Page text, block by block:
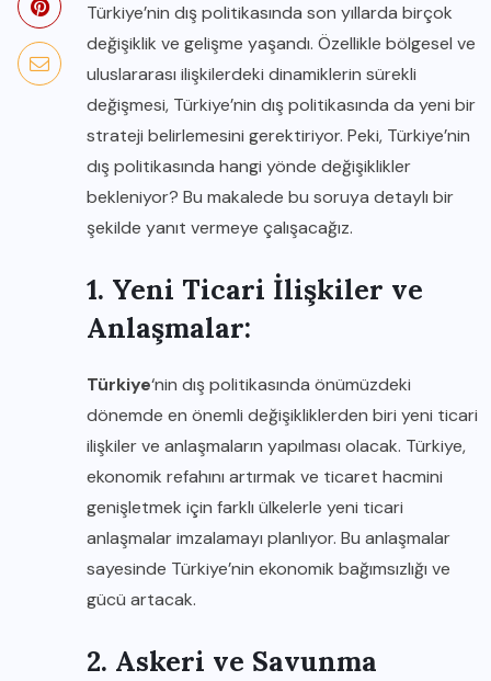
Türkiye’nin dış politikasında son yıllarda birçok
değişiklik ve gelişme yaşandı. Özellikle bölgesel ve
uluslararası ilişkilerdeki dinamiklerin sürekli
değişmesi, Türkiye’nin dış politikasında da yeni bir
strateji belirlemesini gerektiriyor. Peki, Türkiye’nin
dış politikasında hangi yönde değişiklikler
bekleniyor? Bu makalede bu soruya detaylı bir
şekilde yanıt vermeye çalışacağız.
1. Yeni Ticari İlişkiler ve
Anlaşmalar:
Türkiye‘nin dış politikasında önümüzdeki
dönemde en önemli değişikliklerden biri yeni ticari
ilişkiler ve anlaşmaların yapılması olacak. Türkiye,
ekonomik refahını artırmak ve ticaret hacmini
genişletmek için farklı ülkelerle yeni ticari
anlaşmalar imzalamayı planlıyor. Bu anlaşmalar
sayesinde Türkiye’nin ekonomik bağımsızlığı ve
gücü artacak.
2. Askeri ve Savunma